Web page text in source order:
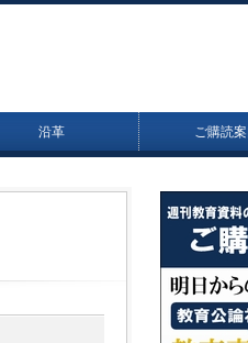
沿革 ご購読